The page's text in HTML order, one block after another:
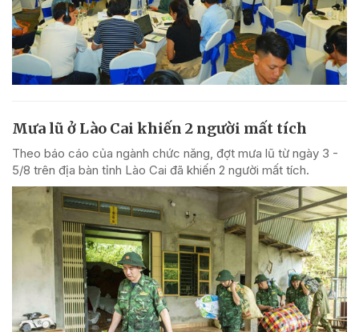
Mưa lũ ở Lào Cai khiến 2 người mất tích
Theo báo cáo của ngành chức năng, đợt mưa lũ từ ngày 3 -
5/8 trên địa bàn tỉnh Lào Cai đã khiến 2 người mất tích.